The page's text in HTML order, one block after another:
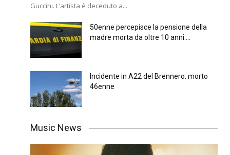
Guccini. L’artista è deceduto a...
50enne percepisce la pensione della
madre morta da oltre 10 anni:...
Incidente in A22 del Brennero: morto
46enne
Music News